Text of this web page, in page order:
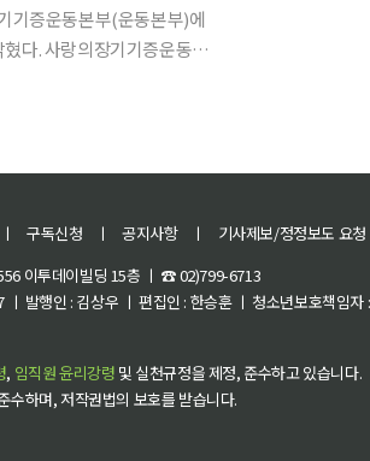
기증운동본부(운동본부)에
운동본
ㅣ 구독신청 ㅣ 공지사항 ㅣ 기사제보/정정보도 요청
이투데이빌딩 15층 ㅣ ☎ 02)799-6713
발행인 : 김상우 ㅣ 편집인 : 한승훈 ㅣ 청소년보호책임자
, 임직원 윤리강령 및 실천규정을 제정, 준수하고 있습니다.
수하며, 저작권법의 보호를 받습니다.